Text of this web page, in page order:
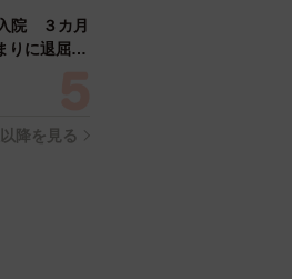
院 ３カ月
りに退屈で
ックを見
降を見る